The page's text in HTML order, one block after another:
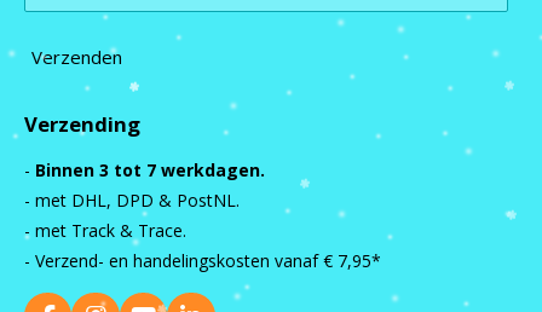
Verzenden
Verzending
- Binnen 3 tot 7 werkdagen.
- met DHL, DPD & PostNL.
- met Track & Trace.
- Verzend- en handelingskosten vanaf € 7,95*